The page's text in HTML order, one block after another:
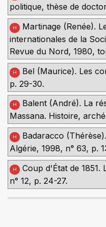
politique, thèse de
H
Martinage (Renée).
internationales de la
Revue du Nord, 1980,
H
Bel (Maurice). Les
p. 29-30.
H
Balent (André). La
Massana. Histoire,
H
Badaracco
Algérie, 1998, n° 63, p.
H
Coup d'État de
n° 12, p. 24-27.